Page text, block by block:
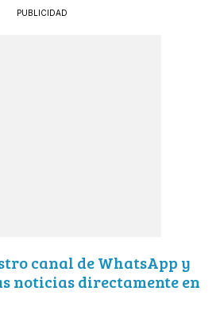
PUBLICIDAD
canal de WhatsApp y
noticias directamente en